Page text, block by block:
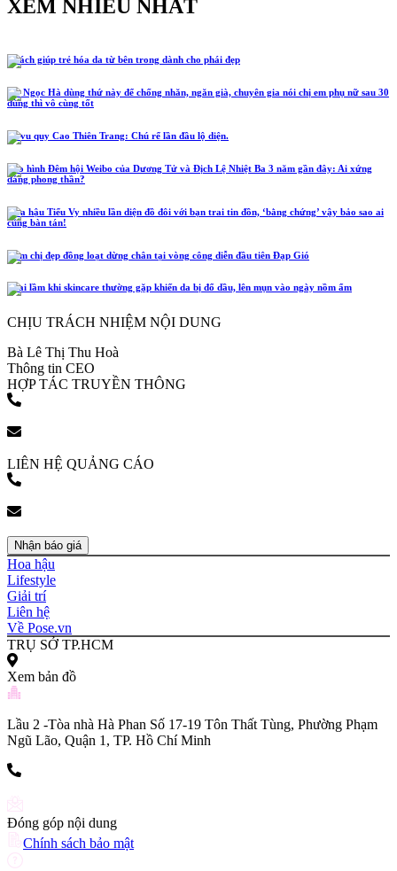
XEM NHIỀU NHẤT
5 cách giúp trẻ hóa da từ bên trong dành cho phái đẹp
Hồ Ngọc Hà dùng thứ này để chống nhăn, ngăn già, chuyên gia nói chị em phụ nữ sau 30
dùng thì vô cùng tốt
Lễ vu quy Cao Thiên Trang: Chú rể lần đầu lộ diện.
Tạo hình Đêm hội Weibo của Dương Tử và Địch Lệ Nhiệt Ba 3 năm gần đây: Ai xứng
đáng phong thần?
Hoa hậu Tiểu Vy nhiều lần diện đồ đôi với bạn trai tin đồn, ‘bằng chứng’ vậy bảo sao ai
cũng bàn tán!
Năm chị đẹp đồng loạt dừng chân tại vòng công diễn đầu tiên Đạp Gió
4 sai lầm khi skincare thường gặp khiến da bị đổ dầu, lên mụn vào ngày nồm ẩm
CHỊU TRÁCH NHIỆM NỘI DUNG
Bà Lê Thị Thu Hoà
Thông tin CEO
HỢP TÁC TRUYỀN THÔNG
LIÊN HỆ QUẢNG CÁO
Nhận báo giá
Hoa hậu
Lifestyle
Giải trí
Liên hệ
Về Pose.vn
TRỤ SỞ TP.HCM
Xem bản đồ
Lầu 2 -Tòa nhà Hà Phan Số 17-19 Tôn Thất Tùng, Phường Phạm
Ngũ Lão, Quận 1, TP. Hồ Chí Minh
Đóng góp nội dung
Chính sách bảo mật